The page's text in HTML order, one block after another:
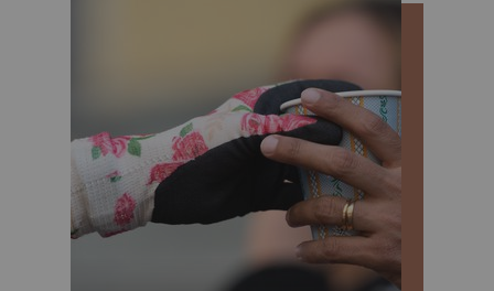
responsabile ad aziende agricole o a coloro